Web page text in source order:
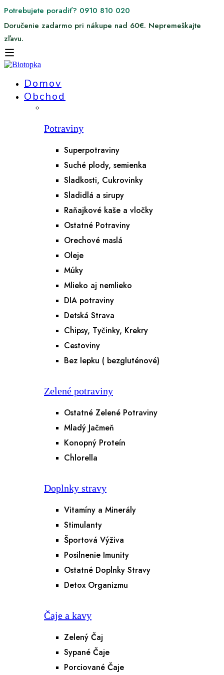
Potrebujete poradiť? 0910 810 020
Doručenie zadarmo pri nákupe nad 60€. Nepremeškajte
zľavu.
Domov
Obchod
Potraviny
Superpotraviny
Suché plody, semienka
Sladkosti, Cukrovinky
Sladidlá a sirupy
Raňajkové kaše a vločky
Ostatné Potraviny
Orechové maslá
Oleje
Múky
Mlieko aj nemlieko
DIA potraviny
Detská Strava
Chipsy, Tyčinky, Krekry
Cestoviny
Bez lepku ( bezgluténové)
Zelené potraviny
Ostatné Zelené Potraviny
Mladý Jačmeň
Konopný Proteín
Chlorella
Doplnky stravy
Vitamíny a Minerály
Stimulanty
Športová Výživa
Posilnenie Imunity
Ostatné Doplnky Stravy
Detox Organizmu
Čaje a kavy
Zelený Čaj
Sypané Čaje
Porciované Čaje